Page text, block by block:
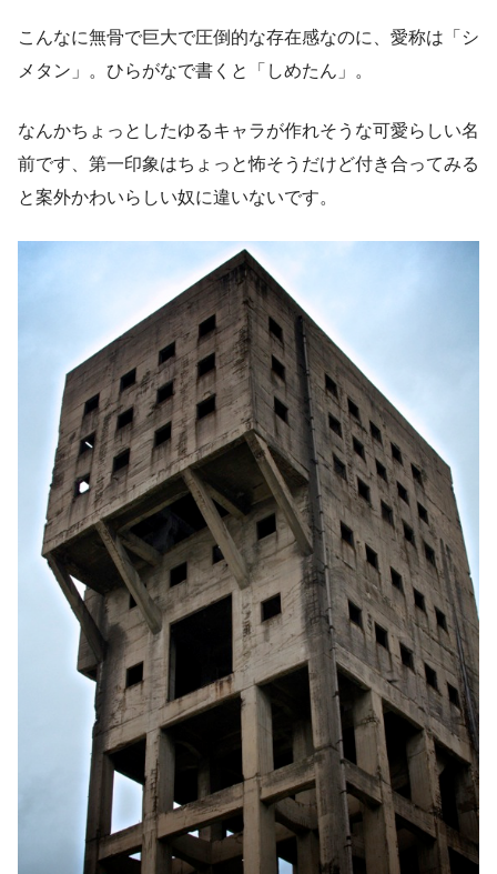
こんなに無骨で巨大で圧倒的な存在感なのに、愛称は「シ
メタン」。ひらがなで書くと「しめたん」。
なんかちょっとしたゆるキャラが作れそうな可愛らしい名
前です、第一印象はちょっと怖そうだけど付き合ってみる
と案外かわいらしい奴に違いないです。